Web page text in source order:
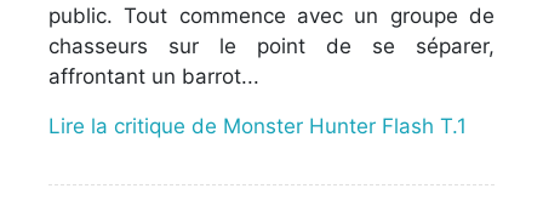
public. Tout commence avec un groupe de
chasseurs sur le point de se séparer,
affrontant un barrot...
Lire la critique de Monster Hunter Flash T.1